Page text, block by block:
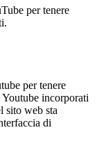
per tenere
per tenere
incorporati
sito web sta
di